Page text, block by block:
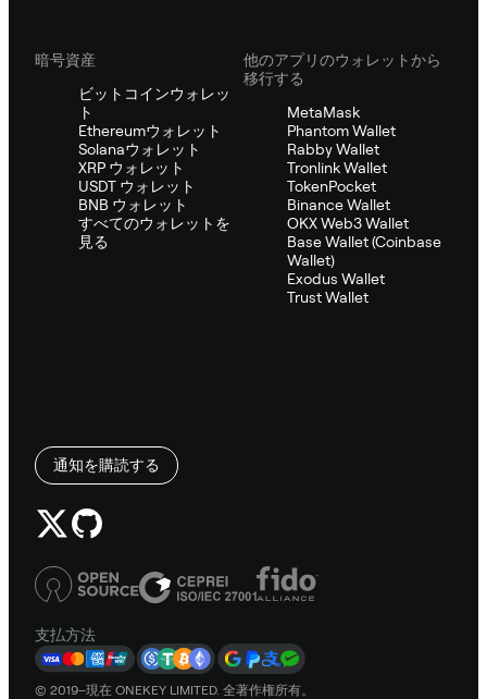
暗号資産
ビットコインウォレッ
ト
Ethereumウォレット
Solanaウォレット
XRP ウォレット
USDT ウォレット
BNB ウォレット
すべてのウォレットを
見る
他のアプリのウォレットから
移行する
MetaMask
Phantom Wallet
Rabby Wallet
Tronlink Wallet
TokenPocket
Binance Wallet
OKX Web3 Wallet
Base Wallet (Coinbase
Wallet)
Exodus Wallet
Trust Wallet
通知を購読する
支払方法
© 2019–現在 ONEKEY LIMITED. 全著作権所有。